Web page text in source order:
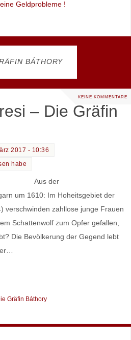
Geldprobleme !
BÁTHORY
KEINE KOMMENTARE
– Die Gräfin
2017 - 10:36
habe
Aus der
um 1610: Im Hoheitsgebiet der
verschwinden zahllose junge Frauen
Schattenwolf zum Opfer gefallen,
Die Bevölkerung der Gegend lebt
Gräfin Báthory